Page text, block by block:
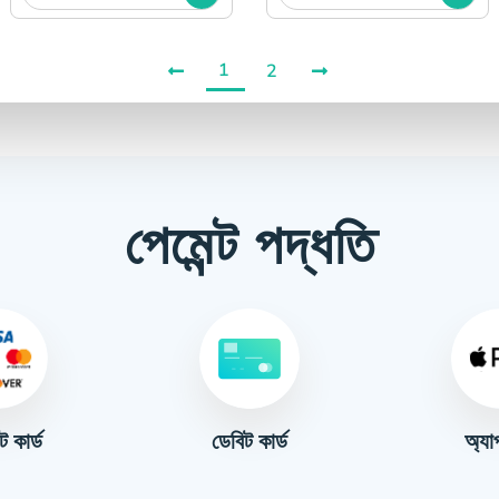
1 2
পেমেন্ট পদ্ধতি
কার্ড ডেবিট কার্ড